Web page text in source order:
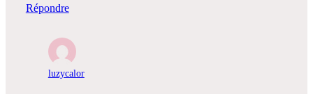
Répondre
luzycalor